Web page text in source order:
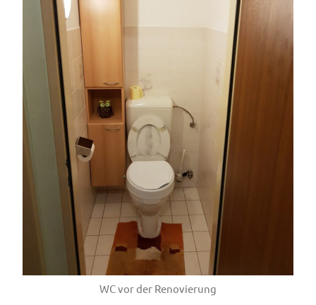
WC vor der Renovierung